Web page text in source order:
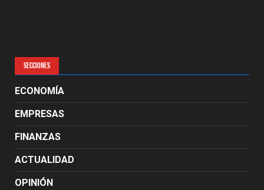
SECCIONES
ECONOMÍA
EMPRESAS
FINANZAS
ACTUALIDAD
OPINIÓN